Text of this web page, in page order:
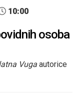
10:00
osoba
Vuga autorice